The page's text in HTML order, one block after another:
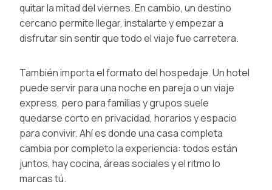
quitar la mitad del viernes. En cambio, un destino
cercano permite llegar, instalarte y empezar a
disfrutar sin sentir que todo el viaje fue carretera.
También importa el formato del hospedaje. Un hotel
puede servir para una noche en pareja o un viaje
express, pero para familias y grupos suele
quedarse corto en privacidad, horarios y espacio
para convivir. Ahí es donde una casa completa
cambia por completo la experiencia: todos están
juntos, hay cocina, áreas sociales y el ritmo lo
marcas tú.